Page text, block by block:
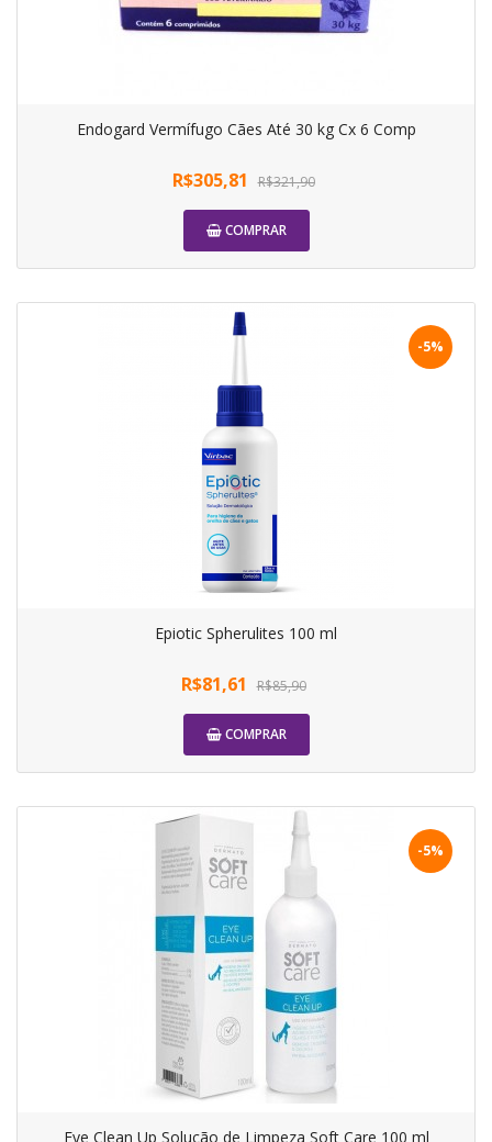
Endogard Vermífugo Cães Até 30 kg Cx 6 Comp
R$305,81 R$321,90
COMPRAR
-5%
Epiotic Spherulites 100 ml
R$81,61 R$85,90
COMPRAR
-5%
Eye Clean Up Solução de Limpeza Soft Care 100 ml